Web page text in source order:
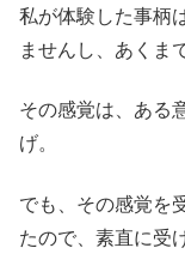
私が体験した事柄
ませんし、あくま
その感覚は、ある
げ。
でも、その感覚を
たので、素直に受